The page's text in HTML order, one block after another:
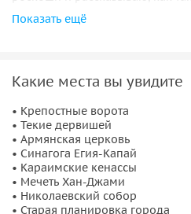
Приглашаю прогуляться с
В ходе экскурсии мы
религий, оставим записку в
отыщем выход из лабиринта
средневековья.
Показать ещё
Какие места вы увидите
• Крепостные ворота
• Текие дервишей
• Армянская церковь
• Синагога Егия-Капай
• Караимские кенассы
• Мечеть Хан-Джами
• Николаевский собор
• Старая планировка города